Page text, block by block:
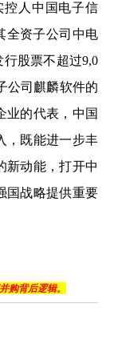
控人中国电子信
全资子公司中电
股票不超过9,0
公司麒麟软件的
业的代表，中国
，既能进一步丰
新动能，打开中
国战略提供重要
购背后逻辑。